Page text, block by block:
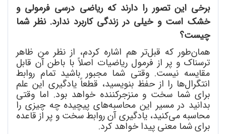
برخی این تصور را دارند که ریاضی درسی فرمولی و
خشک است و خیلی در زندگی کاربرد ندارد. نظر شما
چیست؟
همانطور که قبلتر هم اشاره کردم، از نظر من ظاهر
ترسناک و پر از فرمول ریاضیات اصلاً با باطن آن قابل
مقایسه نیست. وقتی شما مجبور باشید تمام روابط
انتگرالها را از حفظ بنویسید، قطعاً یادگیری این علم
برای شما سخت و منزجرکننده خواهد بود. اما وقتی
بدانید در مسیر این محاسبههای پیچیده چه چیزی را
محاسبه میکنید، یادگیری آن روابط سخت و پر از قاعده
برای شما معنی پیدا خواهد کرد.